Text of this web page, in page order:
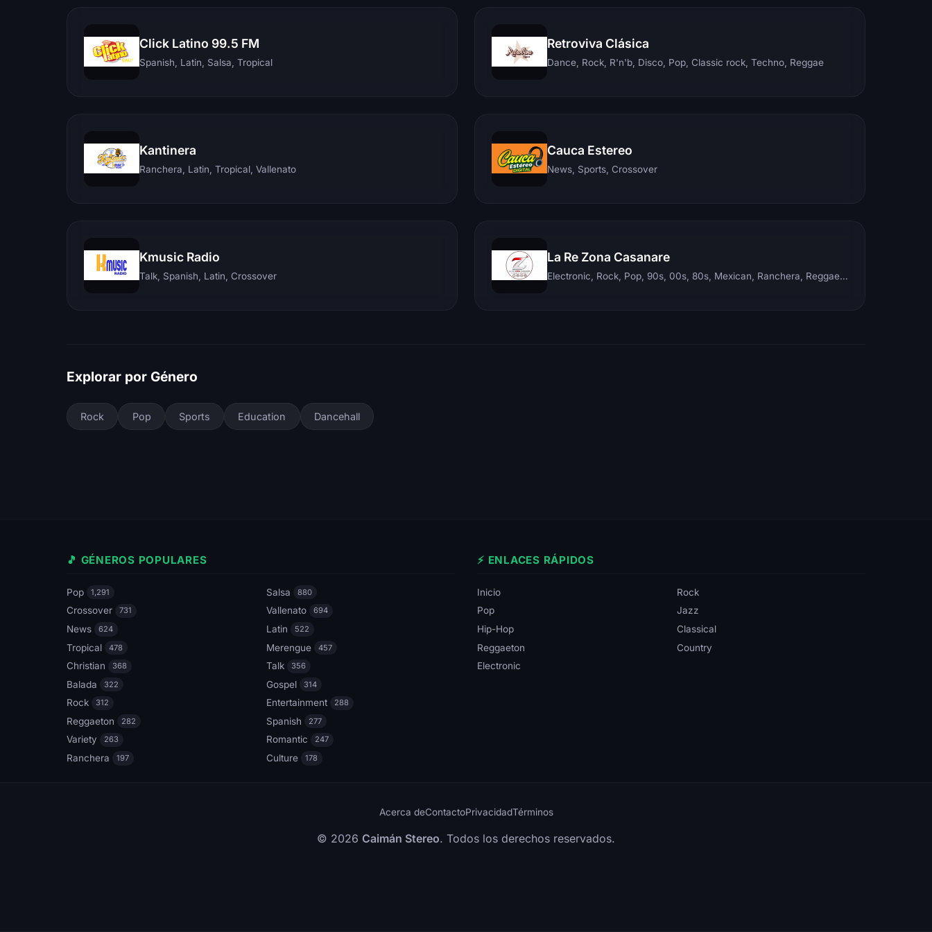
Click Latino 99.5 FM
Spanish, Latin, Salsa, Tropical
Retroviva Clásica
Dance, Rock, R'n'b, Disco, Pop, Classic rock, Techno, Reggae
Kantinera
Ranchera, Latin, Tropical, Vallenato
Cauca Estereo
News, Sports, Crossover
Kmusic Radio
Talk, Spanish, Latin, Crossover
La Re Zona Casanare
Electronic, Rock, Pop, 90s, 00s, 80s, Mexican, Ranchera, Reggaeton, Instrumental, Salsa, Merengue, Tropical, Romantic, Vallenato, Llanera
Explorar por Género
Rock Pop Sports Education Dancehall
🎵 GÉNEROS POPULARES
Pop 1,291 Salsa 880
Crossover 731 Vallenato 694
News 624 Latin 522
Tropical 478 Merengue 457
Christian 368 Talk 356
Balada 322 Gospel 314
Rock 312 Entertainment 288
Reggaeton 282 Spanish 277
Variety 263 Romantic 247
Ranchera 197 Culture 178
⚡ ENLACES RÁPIDOS
Inicio
Rock
Pop
Jazz
Hip-Hop
Classical
Reggaeton
Country
Electronic
Acerca deContactoPrivacidadTérminos
© 2026 Caimán Stereo. Todos los derechos reservados.